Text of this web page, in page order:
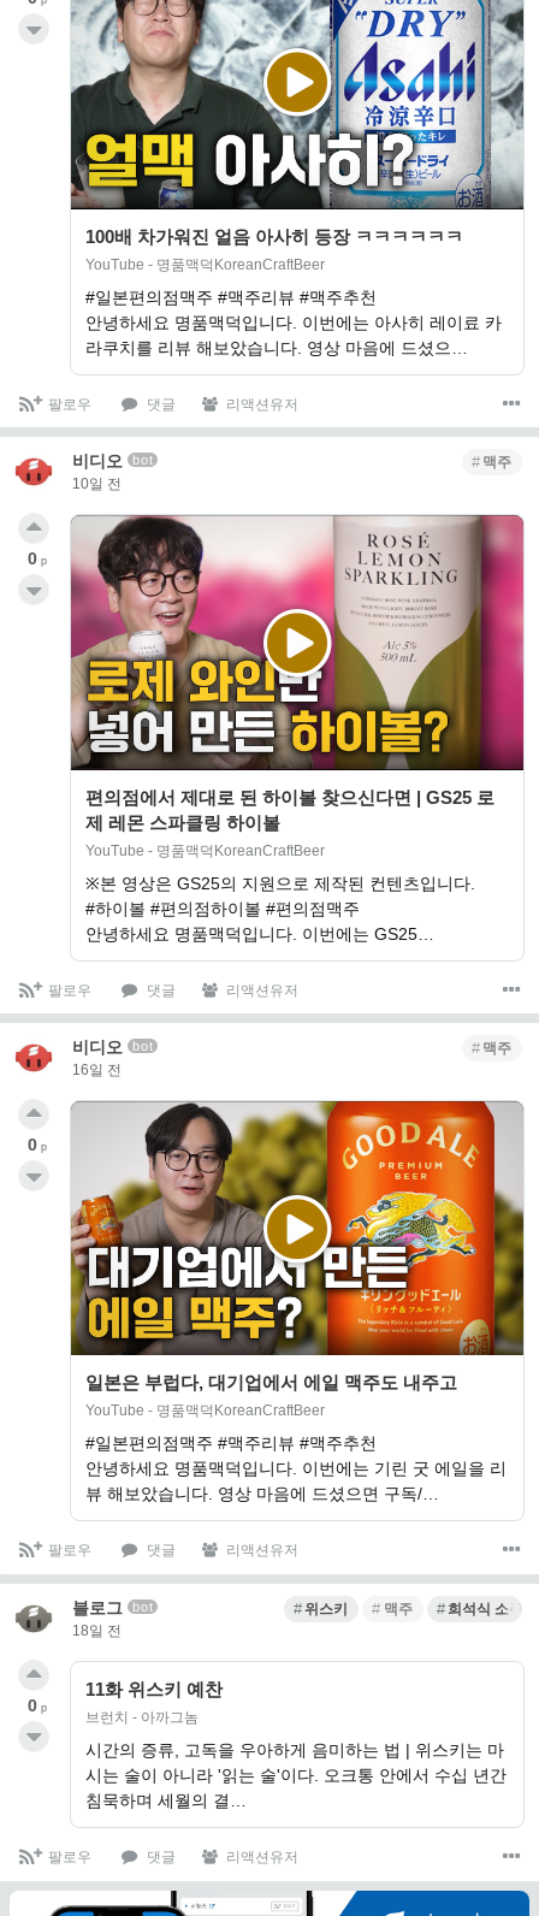
100배 차가워진 얼음 아사히 등장 ㅋㅋㅋㅋㅋㅋ
YouTube - 명품맥덕KoreanCraftBeer
#일본편의점맥주 #맥주리뷰 #맥주추천
안녕하세요 명품맥덕입니다. 이번에는 아사히 레이료 카
라쿠치를 리뷰 해보았습니다. 영상 마음에 드셨으…
팔로우 댓글 리액션유저
비디오 bot
10일 전
맥주
편의점에서 제대로 된 하이볼 찾으신다면 | GS25 로
제 레몬 스파클링 하이볼
YouTube - 명품맥덕KoreanCraftBeer
※본 영상은 GS25의 지원으로 제작된 컨텐츠입니다.
#하이볼 #편의점하이볼 #편의점맥주
안녕하세요 명품맥덕입니다. 이번에는 GS25…
0 p
팔로우 댓글 리액션유저
비디오 bot
16일 전
맥주
일본은 부럽다, 대기업에서 에일 맥주도 내주고
YouTube - 명품맥덕KoreanCraftBeer
#일본편의점맥주 #맥주리뷰 #맥주추천
안녕하세요 명품맥덕입니다. 이번에는 기린 굿 에일을 리
뷰 해보았습니다. 영상 마음에 드셨으면 구독/…
0 p
팔로우 댓글 리액션유저
블로그 bot
18일 전
위스키 맥주 희석식 소주
11화 위스키 예찬
브런치 - 아까그놈
시간의 증류, 고독을 우아하게 음미하는 법 | 위스키는 마
시는 술이 아니라 '읽는 술'이다. 오크통 안에서 수십 년간
침묵하며 세월의 결…
0 p
팔로우 댓글 리액션유저